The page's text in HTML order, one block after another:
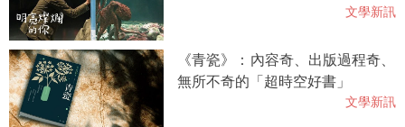
文學新訊
《青瓷》：內容奇、出版過程奇、
無所不奇的「超時空好書」
文學新訊